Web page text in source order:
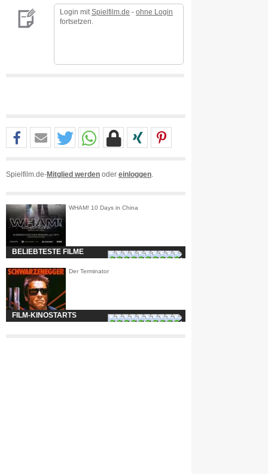
Login mit Spielfilm.de - ohne Login
fortsetzen.
Spielfilm.de-Mitglied werden oder einloggen
WHAM! 10 Days in China
BELIEBTESTE FILME
Der Terminator
FILM-KINOSTARTS